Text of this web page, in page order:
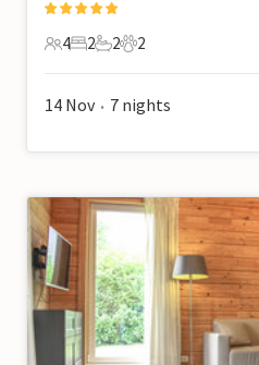
4 Gäste
4
2 Schlafzimmer
2
2 Badezimmer
2
2 Haustiere
2
14 Nov • 7 nights